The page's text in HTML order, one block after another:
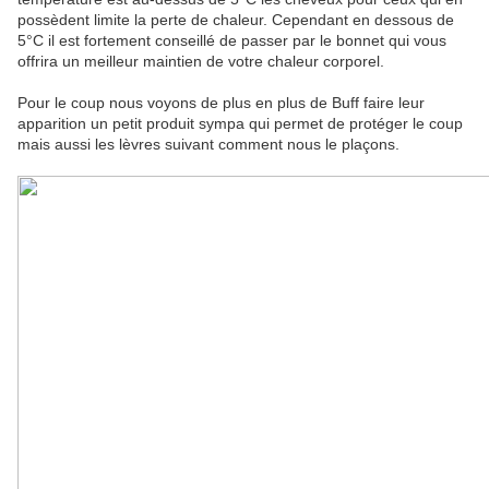
possèdent limite la perte de chaleur. Cependant en dessous de
5°C il est fortement conseillé de passer par le bonnet qui vous
offrira un meilleur maintien de votre chaleur corporel.
Pour le coup nous voyons de plus en plus de Buff faire leur
apparition un petit produit sympa qui permet de protéger le coup
mais aussi les lèvres suivant comment nous le plaçons.